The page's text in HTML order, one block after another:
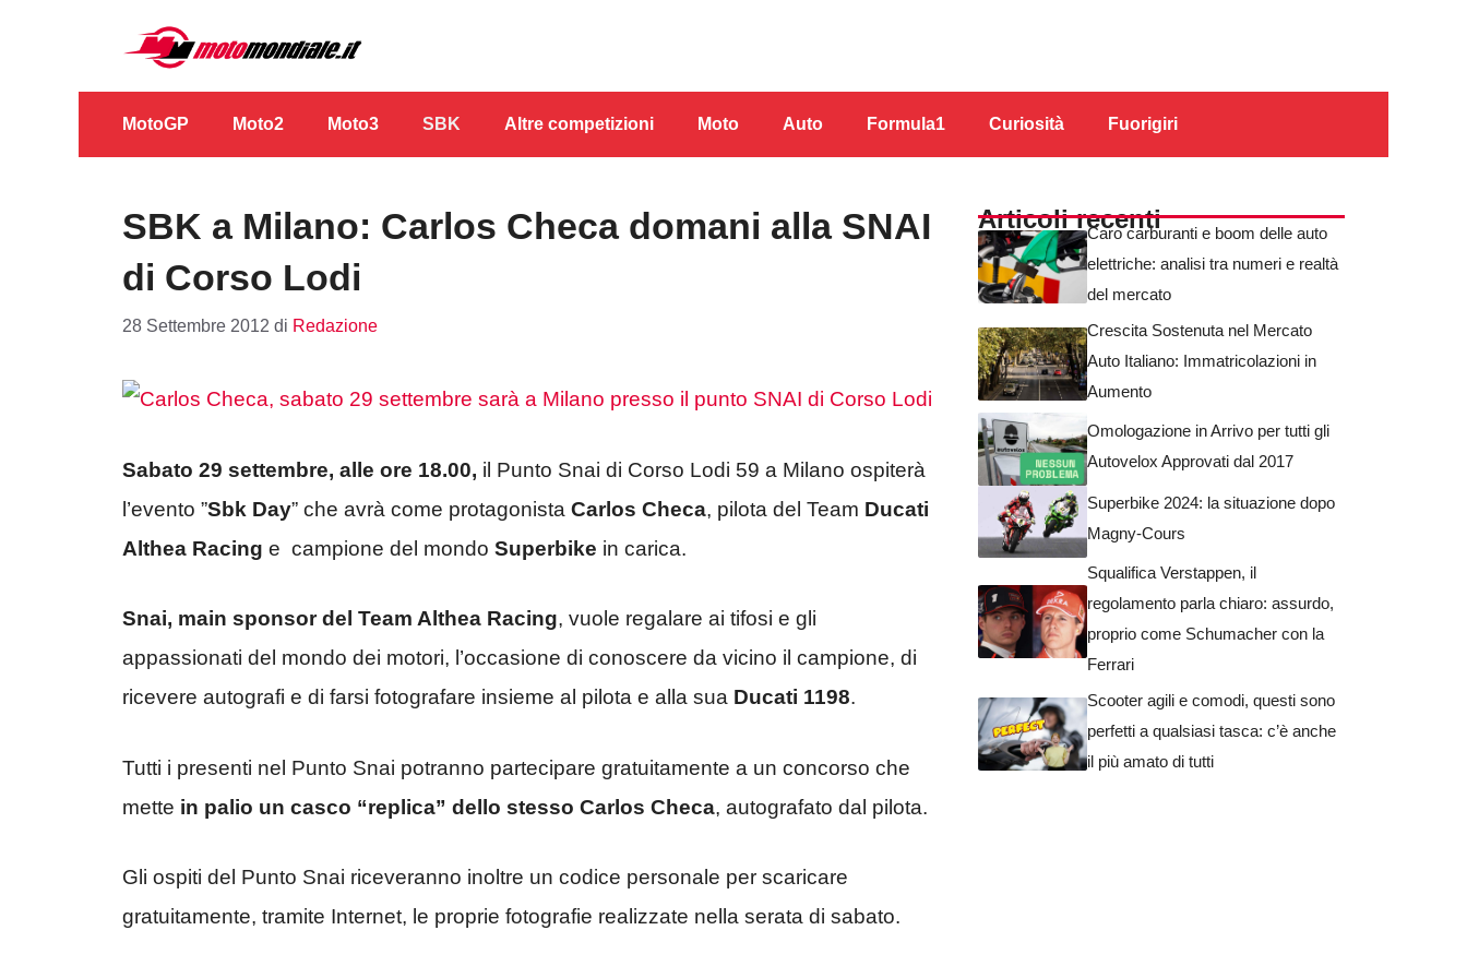
contenuto
MotoGP Moto2 Moto3 SBK Altre competizioni Moto Auto Formula1 Curiosità Fuorigiri
SBK a Milano: Carlos Checa domani alla SNAI
di Corso Lodi
28 Settembre 2012 di Redazione
Sabato 29 settembre, alle ore 18.00, il Punto Snai di Corso Lodi 59 a Milano ospiterà
l’evento ”Sbk Day” che avrà come protagonista Carlos Checa, pilota del Team Ducati
Althea Racing e campione del mondo Superbike in carica.
Snai, main sponsor del Team Althea Racing, vuole regalare ai tifosi e gli
appassionati del mondo dei motori, l’occasione di conoscere da vicino il campione, di
ricevere autografi e di farsi fotografare insieme al pilota e alla sua Ducati 1198.
Tutti i presenti nel Punto Snai potranno partecipare gratuitamente a un concorso che
mette in palio un casco “replica” dello stesso Carlos Checa, autografato dal pilota.
Gli ospiti del Punto Snai riceveranno inoltre un codice personale per scaricare
gratuitamente, tramite Internet, le proprie fotografie realizzate nella serata di sabato.
Articoli recentiCaro carburanti e boom delle auto
elettriche: analisi tra numeri e realtà
del mercato
Crescita Sostenuta nel Mercato
Auto Italiano: Immatricolazioni in
Aumento
Omologazione in Arrivo per tutti gli
Autovelox Approvati dal 2017
Superbike 2024: la situazione dopo
Magny-Cours
Squalifica Verstappen, il
regolamento parla chiaro: assurdo,
proprio come Schumacher con la
Ferrari
Scooter agili e comodi, questi sono
perfetti a qualsiasi tasca: c’è anche
il più amato di tutti